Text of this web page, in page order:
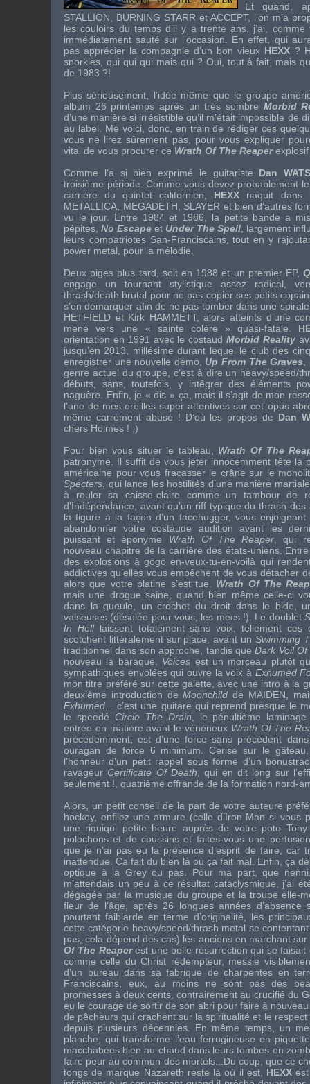
Et quand,
STALLION
BURNING STARR et ACCEPT, l’on m’a
les couloirs du temps d’il y a trente ans, j’ai,
immédiatement sauté sur l’occasion. En effet, qui
pas apprécier la compagnie d’un bon vieux HEXX ?
snorkies, qui qui qui mais qui ? Oui, tout à fait, mais
de 1983 ?!
Plus sérieusement, l’idée même que le groupe
album 26 printemps après un très sombre Morbid
d’une manière si irrésistible qu’il m’était impossible de
au label. Me voici, donc, en train de rédiger ces
vous ne lirez sûrement pas, pour vous expliquer
vital de vous procurer ce Wrath Of The Reaperexplosif
Comme l’a si bien exprimé le guitariste Dan
troisième période. Comme vous devez probablement
carrière du quintet californien, HEXX naquit dans
METALLICA
MEGADETH SLAYER et bien d’autres
vu le jour. Entre 1984 et 1986, la petite bande a
pépites, No Escape et Under The Spell , largement
leurs compatriotes San-Franciscains, tout en y
power metal, pour la mélodie.
Deux piges plus tard, soit en 1988 et un premier EP,
engage un tournant stylistique assez radical,
thrash/death brutal pour ne pas copier ses petits
s’en démarquer afin de ne pas tomber dans une
HETFIELD et Kirk HAMMETT, alors atteints d’une
mené vers une « sainte colère » quasi-fatale.
orientation en 1991 avec le costaud Morbid Reality
jusqu’en 2013, millésime durant lequel le club des
enregistrer une nouvelle démo, Up From The Graves
genre actuel du groupe, c’est à dire un heavy/speed/
débuts, sans, toutefois, y intégrer des éléments
naguère. Enfin, je « dis » ça, mais il s’agit de mon
l’une de mes oreilles super attentives sur cet opus
même carrément abusé ! D’où les propos de Dan
chers Holmes ! ;)
Pour bien vous situer le tableau, Wrath Of The
patronyme. Il suffit de vous jeter innocemment tête la
américaine pour vous fracasser le crâne sur le
Specters , qui lance les hostilités d’une manière
à rouler sa caisse-claire comme un tambour de
d’Indépendance, avant qu’un riff typique du thrash
la figure à la façon d’un facehugger, vous
abandonner votre costaude audition avant les
puissant et éponyme Wrath Of The Reaper , qui
nouveau chapitre de la carrière des états-uniens.
des explosions à gogo en-veux-tu-en-voilà qui
addictives qu’elles vous empêchent de vous détacher
alors que votre platine s’est tue. Wrath Of The
mais une drogue saine, quand bien même celle-ci
dans la gueule, un crochet du droit dans le bide,
valseuses (désolée pour vous, les mecs !). Le doublet
In Helllaissent totalement sans voix, tellement ces
scotchent littéralement sur place, avant un Swimming
traditionnel dans son approche, tandis queDark Voil Of
nouveau la baraque. Voices est un morceau plutôt
sympathiques envolées qui ouvre la voix à Exhumed
mon titre préféré sur cette galette, avec une intro à la
deuxième introduction deMoonchild de MAIDEN ,
Exhumed...
c’est une guitare qui reprend presque le
le speedé Circle The Drain , le pénultième
entrée en matière avant le vénéneux Wrath Of The
précédemment, est d’une force sans précédent
ouragan de force 6 minimum. Cerise sur le
l’honneur d’un petit rappel sous forme d’un
ravageur Certificate Of Death , qui en dit long sur
seulement !, quatrième offrande de la formation nord-
Alors, un petit conseil de la part de votre auteure
hockey, enfilez une armure (celle d’Iron Man si vous
une riquiqui petite heure auprès de votre poto
polochons et de coussins et faites-vous une
que je n’ai pas eu la présence d’esprit de faire, car
inattendue. Ca fait du bien là où ça fait mal. Enfin, ça
optique à la Grey ou pas. Pour ma part, que
m’attendais un peu à ce résultat cataclysmique, j’ai
dégagée par la musique du groupe et la troupe elle-
fleur de l’âge, après 26 longues années d’absence
pourtant faiblarde en terme d’originalité, les
cette catégorie heavy/speed/thrash metal se
pas, cela dépend des cas) les anciens en marchant
Of The Reaperest une belle résurrection qui se faisait
comme celle du Christ rédempteur, messie
d’un bureau dans sa fabrique de charpentes en
Franciscains, eux, au moins ne sont pas des
promesses à deux cents, contrairement au crucifié du
eu le courage de sortir de son abri pour faire à
de pêcheurs qui crachent sur la spiritualité et le
depuis plusieurs décennies. En même temps, un
planche, qui transforme l’eau ferrugineuse en
macchabées bien au chaud dans leurs tombes en
faire peur au commun des mortels...Du coup, que ce
tongs de marque Nazareth reste là où il est, HEXX